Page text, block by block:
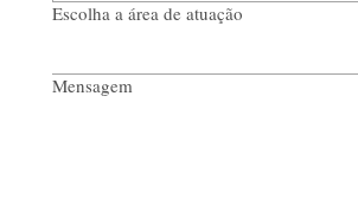
Escolha a área de atuação
Mensagem